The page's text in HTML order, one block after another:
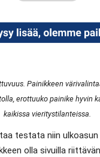
Painikkeen
erottuuko painike hyvin
kaikissa vieritystilanteissa.
testata niin ulkoasun
olla sivuilla